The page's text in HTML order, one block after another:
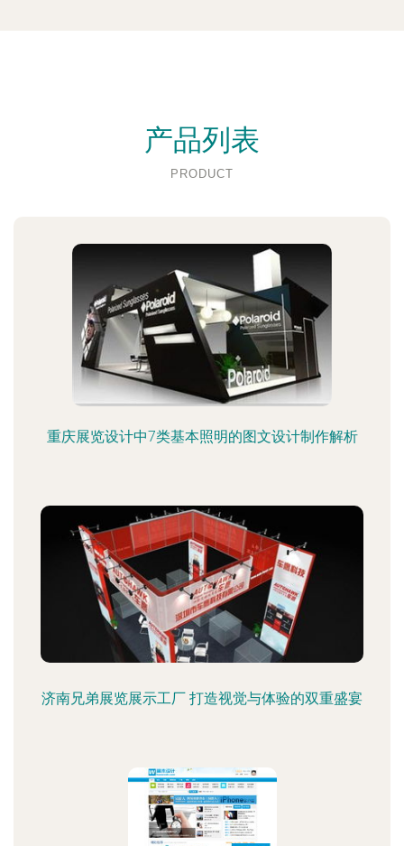
产品列表
PRODUCT
重庆展览设计中7类基本照明的图文设计制作解析
济南兄弟展览展示工厂 打造视觉与体验的双重盛宴